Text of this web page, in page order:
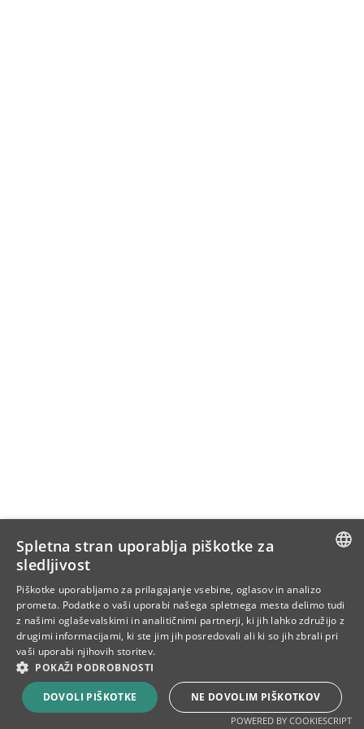
ENG
CRO
Spletna stran uporablja piškotke za
sledljivost
Piškotke uporabljamo za prilagajanje vsebine, oglasov in analizo
prometa. Podatke o vaši uporabi našega spletnega mesta delimo tudi
z našimi oglaševalskimi in analitičnimi partnerji, ki jih lahko združijo z
drugimi informacijami, ki ste jim jih posredovali ali ki so jih zbrali pri
vaši uporabi njihovih storitev.
POKAŽI PODROBNOSTI
DOVOLI PIŠKOTKE NE DOVOLIM PIŠKOTKOV
POWERED BY COOKIESCRIPT